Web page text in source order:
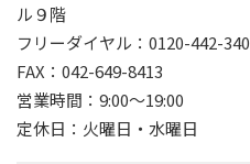
ル９階
フリーダイヤル：0120-442-340
FAX：042-649-8413
営業時間：9:00～19:00
定休日：火曜日・水曜日